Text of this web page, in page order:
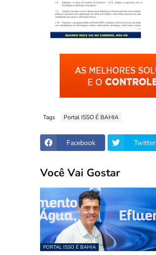
Tags Portal ISSO É BAHIA
Facebook Twitter
Você Vai Gostar
PORTAL ISSO É BAHIA